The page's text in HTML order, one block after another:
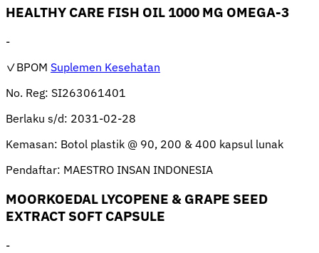
HEALTHY CARE FISH OIL 1000 MG OMEGA-3
-
✓BPOM Suplemen Kesehatan
No. Reg: SI263061401
Berlaku s/d: 2031-02-28
Kemasan: Botol plastik @ 90, 200 & 400 kapsul lunak
Pendaftar: MAESTRO INSAN INDONESIA
MOORKOEDAL LYCOPENE & GRAPE SEED
EXTRACT SOFT CAPSULE
-